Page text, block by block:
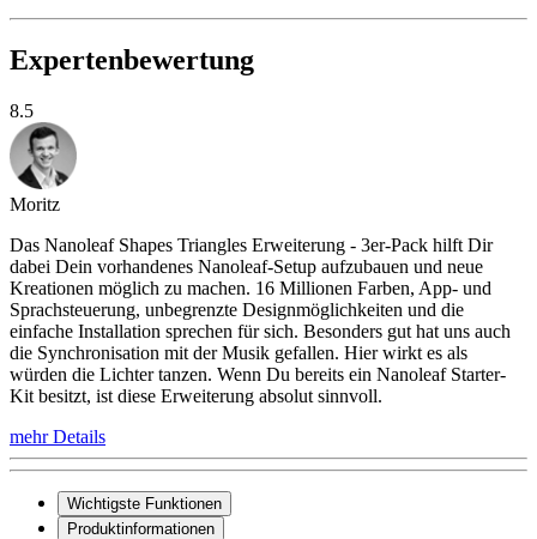
Expertenbewertung
8.5
Moritz
Das Nanoleaf Shapes Triangles Erweiterung - 3er-Pack hilft Dir
dabei Dein vorhandenes Nanoleaf-Setup aufzubauen und neue
Kreationen möglich zu machen. 16 Millionen Farben, App- und
Sprachsteuerung, unbegrenzte Designmöglichkeiten und die
einfache Installation sprechen für sich. Besonders gut hat uns auch
die Synchronisation mit der Musik gefallen. Hier wirkt es als
würden die Lichter tanzen. Wenn Du bereits ein Nanoleaf Starter-
Kit besitzt, ist diese Erweiterung absolut sinnvoll.
mehr Details
Wichtigste Funktionen
Produktinformationen